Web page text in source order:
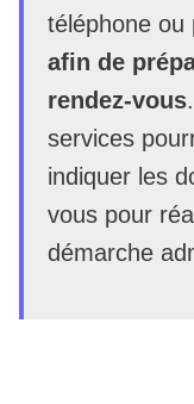
téléphone ou
afin de
rendez-vous
services
indiquer les
vous pour
démarche